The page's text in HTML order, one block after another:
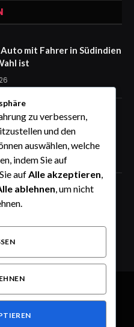
mit Fahrer in Südindien
ist
Erfahrungen Monatliche
und Rückkaufoption
Erfahrungen Deutsch
nicht Ein ausführlicher
Dusseldorf Style
zu verbessern,
und den
auswählen, welche
indem Sie auf
aufAlle akzeptieren,
ablehnen, um nicht